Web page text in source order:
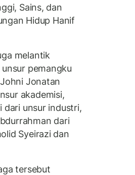
Sains, dan
Hidup Hanif
melantik
pemangku
Jonatan
akademisi,
dari unsur industri,
dari
Syeirazi dan
tersebut